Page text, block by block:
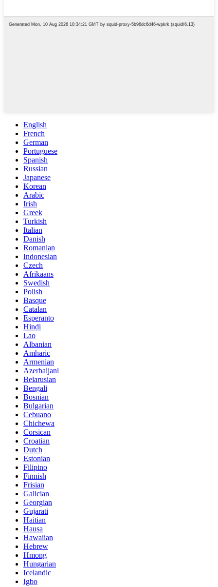
English
French
German
Portuguese
Spanish
Russian
Japanese
Korean
Arabic
Irish
Greek
Turkish
Italian
Danish
Romanian
Indonesian
Czech
Afrikaans
Swedish
Polish
Basque
Catalan
Esperanto
Hindi
Lao
Albanian
Amharic
Armenian
Azerbaijani
Belarusian
Bengali
Bosnian
Bulgarian
Cebuano
Chichewa
Corsican
Croatian
Dutch
Estonian
Filipino
Finnish
Frisian
Galician
Georgian
Gujarati
Haitian
Hausa
Hawaiian
Hebrew
Hmong
Hungarian
Icelandic
Igbo